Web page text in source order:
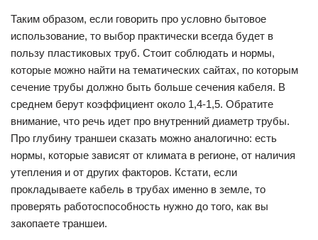
Таким образом, если говорить про условно бытовое
использование, то выбор практически всегда будет в
пользу пластиковых труб. Стоит соблюдать и нормы,
которые можно найти на тематических сайтах, по которым
сечение трубы должно быть больше сечения кабеля. В
среднем берут коэффициент около 1,4-1,5. Обратите
внимание, что речь идет про внутренний диаметр трубы.
Про глубину траншеи сказать можно аналогично: есть
нормы, которые зависят от климата в регионе, от наличия
утепления и от других факторов. Кстати, если
прокладываете кабель в трубах именно в земле, то
проверять работоспособность нужно до того, как вы
закопаете траншеи.